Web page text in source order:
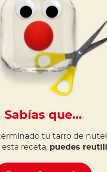
Sabías que…
tu tarro de
receta, puedes